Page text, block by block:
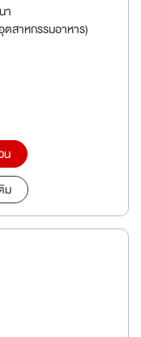
า
สาหกรรมอาหาร)
น
ม